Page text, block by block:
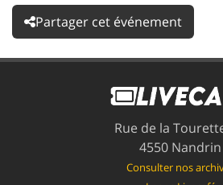
Partager cet événement
Rue de la
4550 Nandrin
Consulter nos